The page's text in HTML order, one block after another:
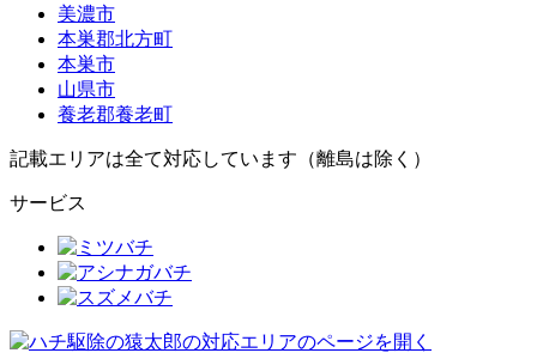
美濃市
本巣郡北方町
本巣市
山県市
養老郡養老町
記載エリアは全て対応しています（離島は除く）
サービス